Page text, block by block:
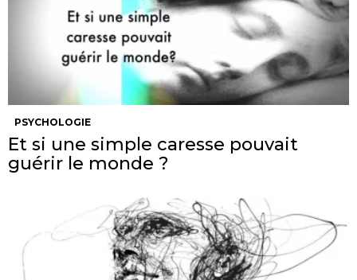
PSYCHOLOGIE
Et si une simple caresse pouvait
guérir le monde ?